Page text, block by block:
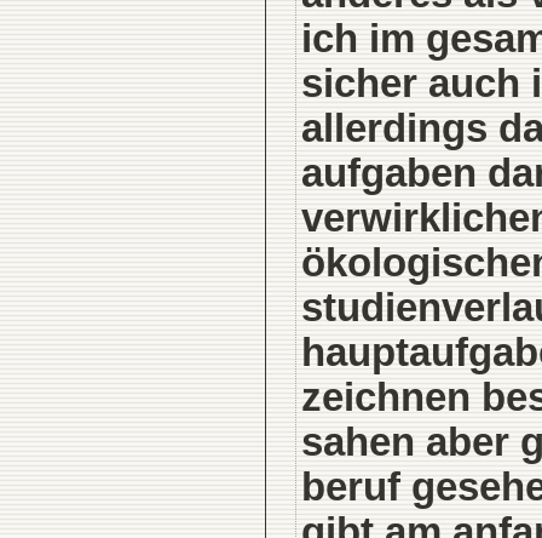
ich im
sicher auch
allerdings
aufgaben
zeichnen
sahen aber
beruf